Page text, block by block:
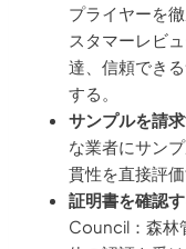
プライヤーを
スタマーレビ
達、信頼でき
する。
サンプルを請
な業者にサン
貫性を直接評価
証明書を確認す
Council：森林